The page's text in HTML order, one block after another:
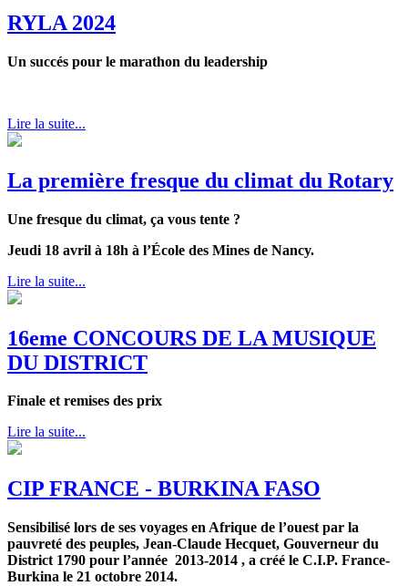
RYLA 2024
Un succés pour le marathon du leadership
Lire la suite...
La première fresque du climat du Rotary
Une fresque du climat, ça vous tente ?
Jeudi 18 avril à 18h à l’École des Mines de Nancy.
Lire la suite...
16eme CONCOURS DE LA MUSIQUE
DU DISTRICT
Finale et remises des prix
Lire la suite...
CIP FRANCE - BURKINA FASO
Sensibilisé lors de ses voyages en Afrique de l’ouest par la
pauvreté des peuples, Jean-Claude Hecquet, Gouverneur du
District 1790 pour l’année 2013-2014 , a créé le C.I.P. France-
Burkina le 21 octobre 2014.